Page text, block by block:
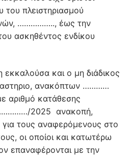
πλειστηριασμού
…………….., έως την
ασκηθέντος ενδίκου
και ο μη διάδικος
ανακόπτων …………
αριθμό κατάθεσης
2025 ανακοπή,
τους αναφερόμενους στο
οι οποίοι και κατωτέρω
επαναφέρονται με την